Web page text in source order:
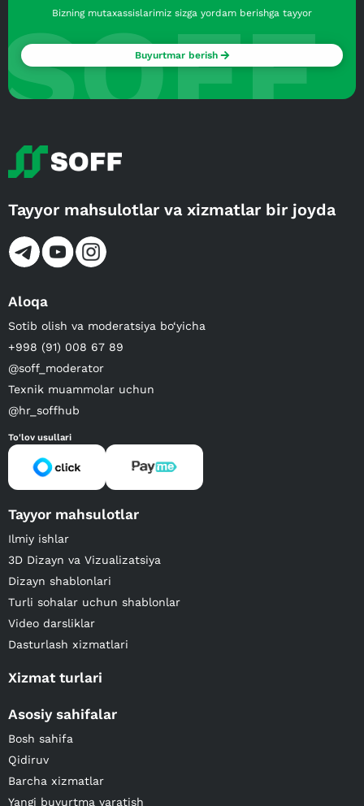
SOFF
Bizning mutaxassislarimiz sizga yordam berishga tayyor
Buyurtmar berish
Tayyor mahsulotlar va xizmatlar bir joyda
Aloqa
Sotib olish va moderatsiya bo‘yicha
+998 (91) 008 67 89
@soff_moderator
Texnik muammolar uchun
@hr_soffhub
To'lov usullari
Tayyor mahsulotlar
Ilmiy ishlar
3D Dizayn va Vizualizatsiya
Dizayn shablonlari
Turli sohalar uchun shablonlar
Video darsliklar
Dasturlash xizmatlari
Xizmat turlari
Asosiy sahifalar
Bosh sahifa
Qidiruv
Barcha xizmatlar
Yangi buyurtma yaratish